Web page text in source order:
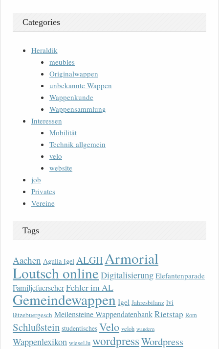
Categories
Heraldik
meubles
Originalwappen
unbekannte Wappen
Wappenkunde
Wappensammlung
Interessen
Mobilität
Technik allgemein
velo
website
job
Privates
Vereine
Tags
Aachen Agulia Igel ALGH Armorial
Loutsch onlineDigitalisierung Elefantenparade
FamiljefuerscherFehler im AL
Gemeindewappen Igel Jahresbilanz lvi
lëtzebuergesch Meilensteine WappendatenbankRietstap Rom
Schlußstein studentisches Velo veloh wandern
Wappenlexikon wiesel.lu wordpressWordpress